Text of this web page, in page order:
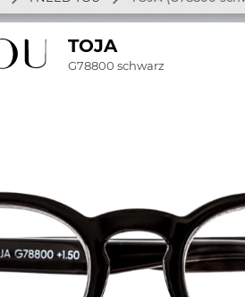
TOJA
G78800 schwarz